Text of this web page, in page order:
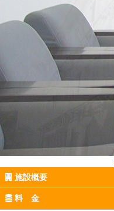
施設概要
料 金